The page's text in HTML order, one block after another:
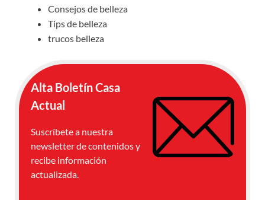
Consejos de belleza
Tips de belleza
trucos belleza
Alta Boletín Casa
Actual
Suscríbete a nuestra
newsletter de contenidos y
recibe información
actualizada.